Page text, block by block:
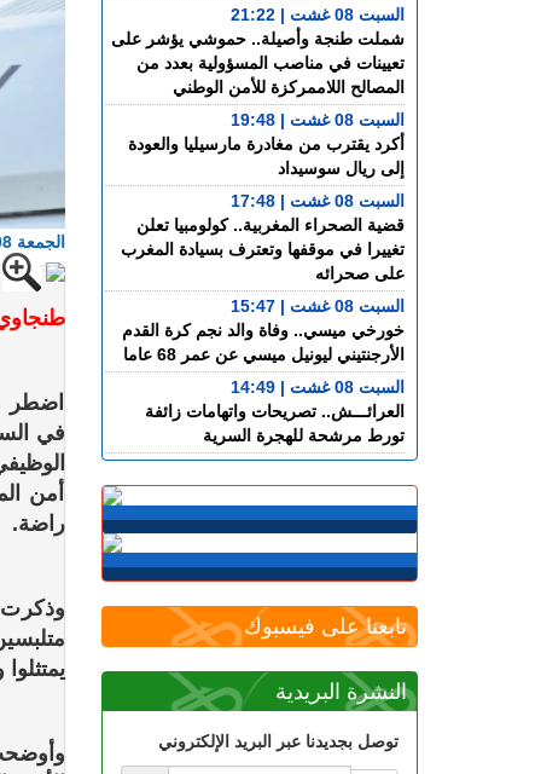
الجمعة 08 غشت 2025 - 16:00
اضطر
أمن
راضة.
السبت 08 غشت | 21:22
شملت طنجة وأصيلة.. حموشي يؤشر على
تعيينات في مناصب المسؤولية بعدد من
المصالح اللاممركزة للأمن الوطني
السبت 08 غشت | 19:48
أكرد يقترب من مغادرة مارسيليا والعودة
إلى ريال سوسيداد
السبت 08 غشت | 17:48
قضية الصحراء المغربية.. كولومبيا تعلن
تغييرا في موقفها وتعترف بسيادة المغرب
على صحرائه
السبت 08 غشت | 15:47
خورخي ميسي.. وفاة والد نجم كرة القدم
الأرجنتيني ليونيل ميسي عن عمر 68 عاما
السبت 08 غشت | 14:49
العرائـــش.. تصريحات واتهامات زائفة
تورط مرشحة للهجرة السرية
طنجة.. حادث مروع بطريق أحرارين ينهي
حياة سائق سيارة أجرة ويصيب آخرين
السبت 08 غشت | 11:34
المغرب "بلدا عدوا"
سوء تدبير.. وزارة النقل تتسبب في أزمة
طوابير السيارات أمام مراكز الفحص التقني
تابعنا على فيسبوك
النشرة البريدية
توصل بجديدنا عبر البريد الإلكتروني